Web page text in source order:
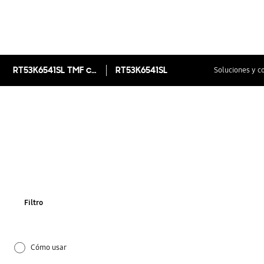
RT53K6541SL TMF con Twin Cooling Plus™, 526 L RT53K6541SL Soluciones y
Filtro
Cómo usar